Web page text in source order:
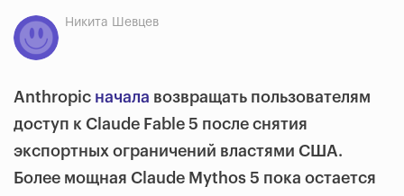
Никита Шевцев
Anthropic начала возвращать пользователям
доступ к Claude Fable 5 после снятия
экспортных ограничений властями США.
Более мощная Claude Mythos 5 пока остается